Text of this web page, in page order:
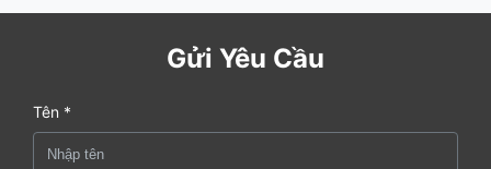
Gửi Yêu Cầu
Tên *